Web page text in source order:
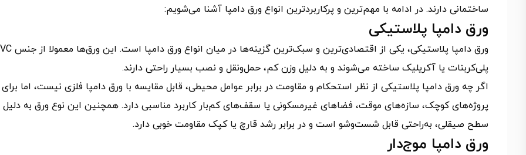
ساختمانی دارند. در ادامه با مهم‌ترین و پرکاربردترین انواع ورق دامپا آشنا می‌شویم:
ورق دامپا پلاستیکی
پلی‌کربنات یا آکریلیک ساخته می‌شوند و به دلیل وزن کم، حمل‌ونقل و نصب بسیار راحتی دارند.
اگر چه ورق دامپا پلاستیکی از نظر استحکام و مقاومت در برابر عوامل محیطی، قابل مقایسه با ورق دامپا فلزی نیست، اما برای
پروژه‌های کوچک، سازه‌های موقت، فضاهای غیرمسکونی یا سقف‌های کم‌بار کاربرد مناسبی دارد. همچنین این نوع ورق به دلیل
سطح صیقلی، به‌راحتی قابل شست‌وشو است و در برابر رشد قارچ یا کپک مقاومت خوبی دارد.
ورق دامپا موج‌دار